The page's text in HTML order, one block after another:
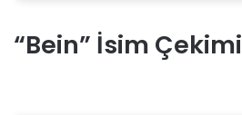
“Bein” İsim Çekimi